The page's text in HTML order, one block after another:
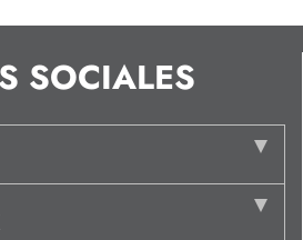
SOCIALES